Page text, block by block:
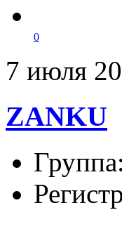
0
7 июля
ZANKU
Группа: